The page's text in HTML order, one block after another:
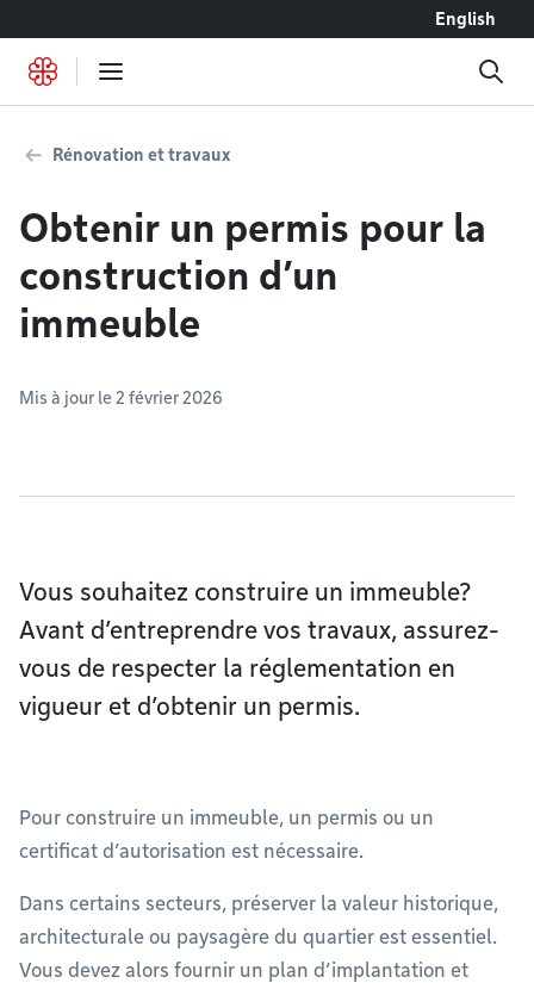
English
Rénovation et travaux
Obtenir un permis pour la
construction d’un
immeuble
Mis à jour le 2 février 2026
Vous souhaitez construire un immeuble?
Avant d’entreprendre vos travaux, assurez-
vous de respecter la réglementation en
vigueur et d’obtenir un permis.
Pour construire un immeuble, un permis ou un
certificat d’autorisation est nécessaire.
Dans certains secteurs, préserver la valeur historique,
architecturale ou paysagère du quartier est essentiel.
Vous devez alors fournir un plan d’implantation et